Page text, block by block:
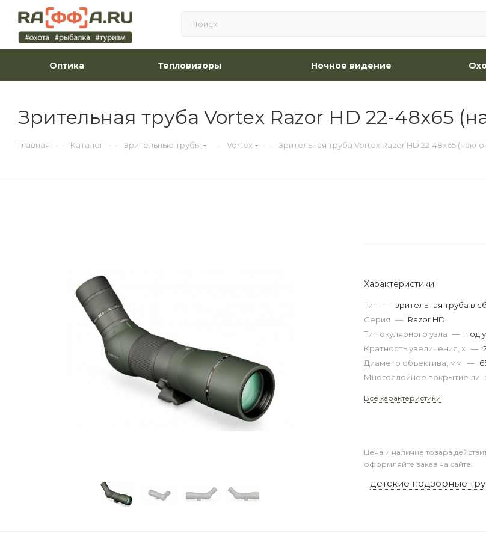
Оптика Тепловизоры Ночное видение
Зрительная труба Vortex Razor HD 22-48x65
Главная — Каталог — Зрительные трубы — Vortex — Зрительная труба Vortex Razor HD 22-48x65
Характеристики
Тип — зрительная труба в
Серия — Razor HD
Тип окулярного узла — под
Кратность увеличения, x —
Диаметр объектива, мм —
Многослойное покрытие
Все характеристики
Цена и наличие товара
оформляйте заказ на сайте.
детские подзорные